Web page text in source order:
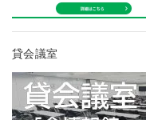
貸会議室